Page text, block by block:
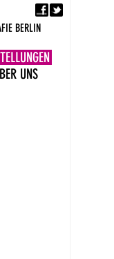
BERLIN
UNS